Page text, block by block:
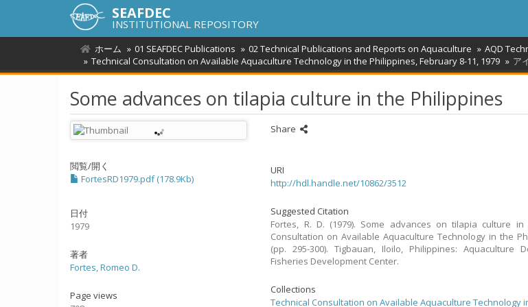
SEAFDEC
INSTITUTIONAL REPOSITORY
ホーム 01 SEAFDEC Publications 02 Technical Publications and Reports on Aquaculture
AQD
Technical Consultation on Available Aquaculture Technology in the Philippines, February 8-11, 1979
ア
Some advances on tilapia culture in the Philippines
閲覧/開く
FortesRD1979.pdf (178.9Kb)
日付
1979
著者
Fortes, Romeo D.
Page views
Share
URI
http://hdl.handle.net/10862/3512
Suggested Citation
Fortes, R. D. (1979). Some advances on tilapia culture
Consultation on Available Aquaculture Technology in the
(pp. 295-300). Tigbauan, Iloilo, Philippines: Aquaculture
Fisheries Development Center.
Collections
Technical Consultation on Available Aquaculture Technology